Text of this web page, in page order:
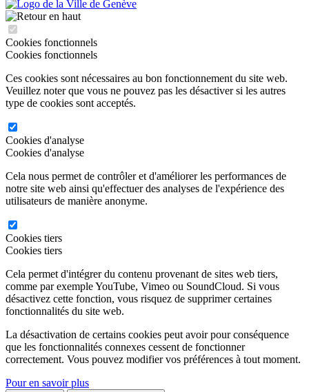
Cookies fonctionnels
Cookies fonctionnels
Ces cookies sont nécessaires au bon fonctionnement du site web.
Veuillez noter que vous ne pouvez pas les désactiver si les autres
type de cookies sont acceptés.
Cookies d'analyse
Cookies d'analyse
Cela nous permet de contrôler et d'améliorer les performances de
notre site web ainsi qu'effectuer des analyses de l'expérience des
utilisateurs de manière anonyme.
Cookies tiers
Cookies tiers
Cela permet d'intégrer du contenu provenant de sites web tiers,
comme par exemple YouTube, Vimeo ou SoundCloud. Si vous
désactivez cette fonction, vous risquez de supprimer certaines
fonctionnalités du site web.
La désactivation de certains cookies peut avoir pour conséquence
que les fonctionnalités connexes cessent de fonctionner
correctement. Vous pouvez modifier vos préférences à tout moment.
Pour en savoir plus